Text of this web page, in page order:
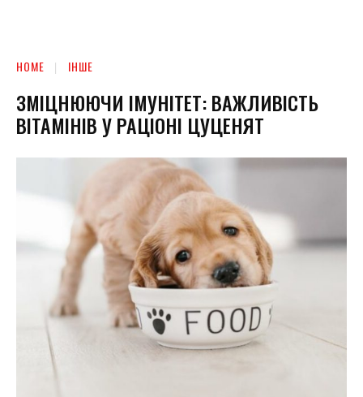
HOME ІНШЕ
ЗМІЦНЮЮЧИ ІМУНІТЕТ: ВАЖЛИВІСТЬ
ВІТАМІНІВ У РАЦІОНІ ЦУЦЕНЯТ